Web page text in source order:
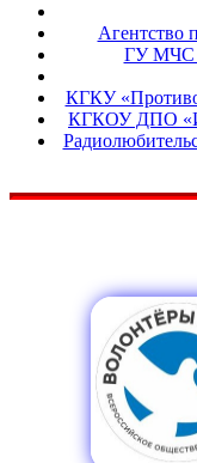
Агентство
ГУ МЧС
КГКУ
КГКОУ ДПО